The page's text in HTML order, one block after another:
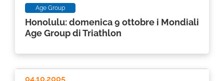
Honolulu: domenica 9 ottobre i Mondiali
Age Group di Triathlon
Age Group
04.10.2005